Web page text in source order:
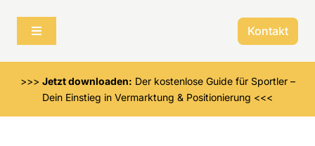
Toggle
Für Organisationen im Sport
Kontakt
>>> Jetzt downloaden: Der kostenlose Guide für Sportler –
Dein Einstieg in Vermarktung & Positionierung <<<